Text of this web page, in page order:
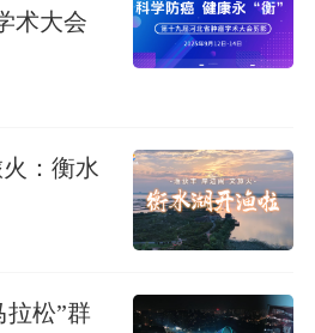
术大会
：衡水
拉松”群